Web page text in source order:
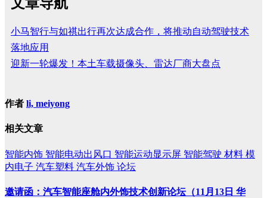
小马智行与如祺出行再次达成合作，将推动自动驾驶技术
落地应用
迎新一轮爆发！本土车载摄像头、雷达厂商大盘点
作者 li, meiyong
相关文章
智能内饰 智能电动出风口 智能运动显示屏 智能驾驶 材料 模
内电子 汽车塑料 汽车外饰 论坛
邀请函：汽车智能座舱内外饰技术创新论坛（11月13日 华